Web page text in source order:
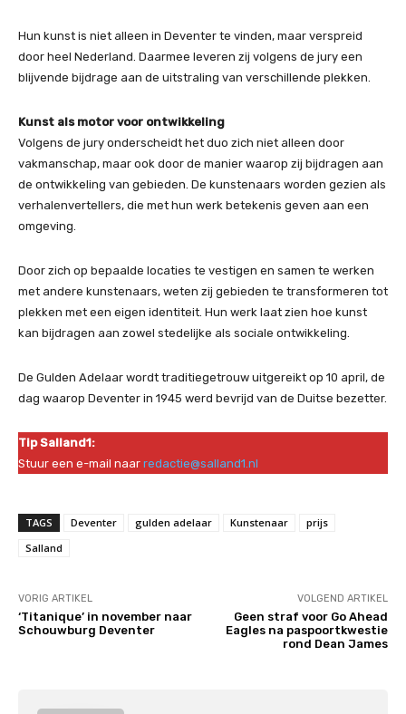
Hun kunst is niet alleen in Deventer te vinden, maar verspreid
door heel Nederland. Daarmee leveren zij volgens de jury een
blijvende bijdrage aan de uitstraling van verschillende plekken.
Kunst als motor voor ontwikkeling
Volgens de jury onderscheidt het duo zich niet alleen door
vakmanschap, maar ook door de manier waarop zij bijdragen aan
de ontwikkeling van gebieden. De kunstenaars worden gezien als
verhalenvertellers, die met hun werk betekenis geven aan een
omgeving.
Door zich op bepaalde locaties te vestigen en samen te werken
met andere kunstenaars, weten zij gebieden te transformeren tot
plekken met een eigen identiteit. Hun werk laat zien hoe kunst
kan bijdragen aan zowel stedelijke als sociale ontwikkeling.
De Gulden Adelaar wordt traditiegetrouw uitgereikt op 10 april, de
dag waarop Deventer in 1945 werd bevrijd van de Duitse bezetter.
Tip Salland1:
Stuur een e-mail naar redactie@salland1.nl
TAGS Deventer gulden adelaar Kunstenaar
prijs
Salland
VORIG ARTIKEL
‘Titanique’ in november naar
Schouwburg Deventer
VOLGEND ARTIKEL
Geen straf voor Go Ahead
Eagles na paspoortkwestie
rond Dean James